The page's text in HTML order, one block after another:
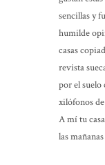
sencillas y
humilde
casas
revista
por el suelo
xilófonos
A mí tu
las